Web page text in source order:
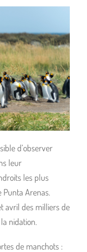
d’observer
leur
les plus
Punta Arenas.
avril des milliers de
nidation.
de manchots :